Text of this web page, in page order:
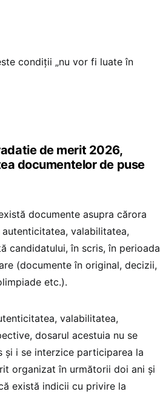
condiții „nu vor fi luate în
de merit 2026,
documentelor de puse
documente asupra cărora
valabilitatea,
candidatului, în scris, în perioada
(documente în original, decizii,
etc.).
valabilitatea,
dosarul acestuia nu se
și i se interzice participarea la
organizat în următorii doi ani și
există indicii cu privire la